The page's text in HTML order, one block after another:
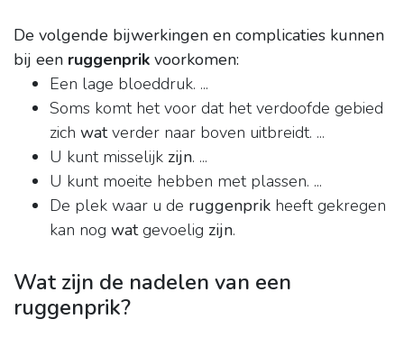
De volgende bijwerkingen en complicaties kunnen
bij een ruggenprik voorkomen:
Een lage bloeddruk. ...
Soms komt het voor dat het verdoofde gebied
zich watverder naar boven uitbreidt. ...
U kunt misselijk zijn. ...
U kunt moeite hebben met plassen. ...
De plek waar u de ruggenprik heeft gekregen
kan nog watgevoelig zijn.
Wat zijn de nadelen van een
ruggenprik?